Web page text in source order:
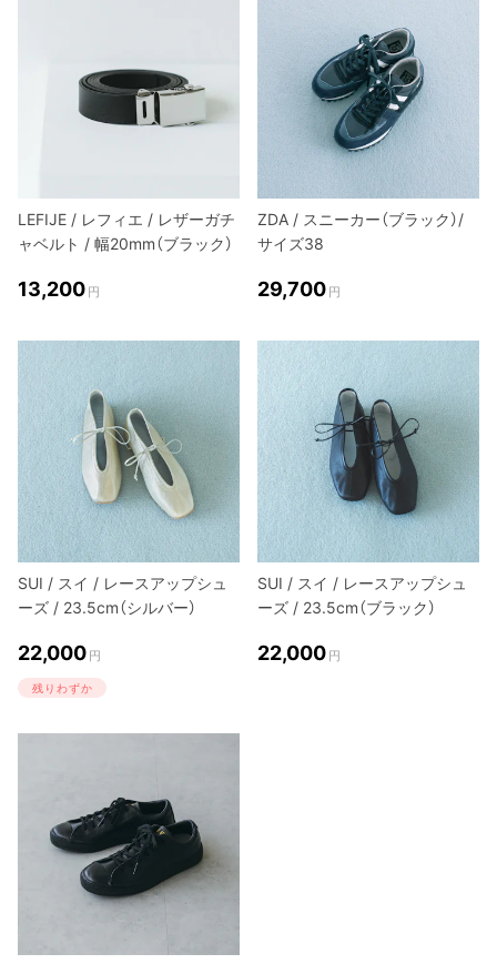
LEFIJE / レフィエ / レザーガチ
ャベルト / 幅20mm（ブラック）
13,200 円
ZDA / スニーカー（ブラック）/
サイズ38
29,700 円
SUI / スイ / レースアップシュ
ーズ / 23.5cm（シルバー）
22,000 円
残りわずか
SUI / スイ / レースアップシュ
ーズ / 23.5cm（ブラック）
22,000 円